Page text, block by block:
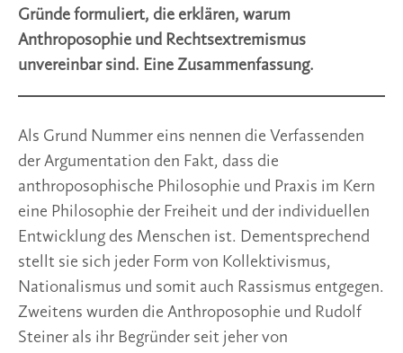
Gründe formuliert, die erklären, warum
Anthroposophie und Rechtsextremismus
unvereinbar sind. Eine Zusammenfassung.
Als Grund Nummer eins nennen die Verfassenden
der Argumentation den Fakt, dass die
anthroposophische Philosophie und Praxis im Kern
eine Philosophie der Freiheit und der individuellen
Entwicklung des Menschen ist. Dementsprechend
stellt sie sich jeder Form von Kollektivismus,
Nationalismus und somit auch Rassismus entgegen.
Zweitens wurden die Anthroposophie und Rudolf
Steiner als ihr Begründer seit jeher von